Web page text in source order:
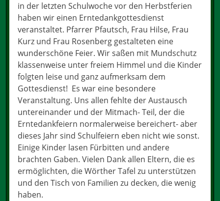
in der letzten Schulwoche vor den Herbstferien
haben wir einen Erntedankgottesdienst
veranstaltet. Pfarrer Pfautsch, Frau Hilse, Frau
Kurz und Frau Rosenberg gestalteten eine
wunderschöne Feier. Wir saßen mit Mundschutz
klassenweise unter freiem Himmel und die Kinder
folgten leise und ganz aufmerksam dem
Gottesdienst! Es war eine besondere
Veranstaltung. Uns allen fehlte der Austausch
untereinander und der Mitmach- Teil, der die
Erntedankfeiern normalerweise bereichert- aber
dieses Jahr sind Schulfeiern eben nicht wie sonst.
Einige Kinder lasen Fürbitten und andere
brachten Gaben. Vielen Dank allen Eltern, die es
ermöglichten, die Wörther Tafel zu unterstützen
und den Tisch von Familien zu decken, die wenig
haben.